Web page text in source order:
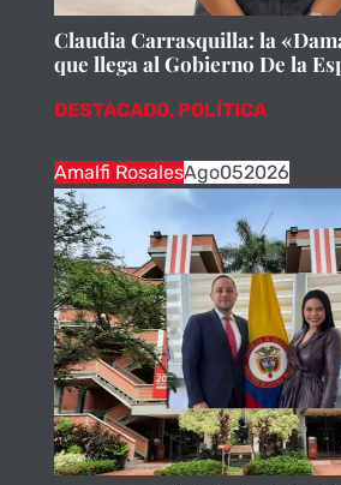
Claudia Carrasquilla: la
que llega al Gobierno De la
DESTACADO, POLÍTICA
Amalfi RosalesAgo052026